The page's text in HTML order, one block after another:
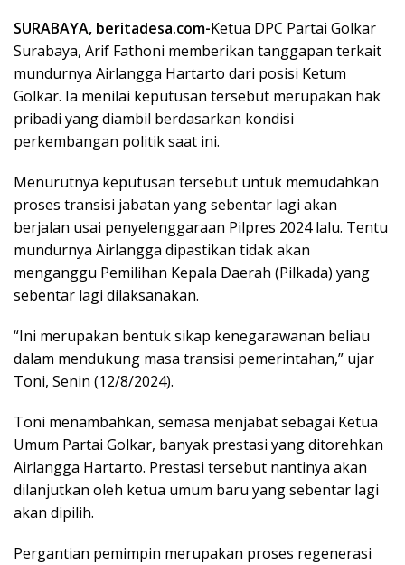
SURABAYA, beritadesa.com-Ketua DPC Partai Golkar
Surabaya, Arif Fathoni memberikan tanggapan terkait
mundurnya Airlangga Hartarto dari posisi Ketum
Golkar. Ia menilai keputusan tersebut merupakan hak
pribadi yang diambil berdasarkan kondisi
perkembangan politik saat ini.
Menurutnya keputusan tersebut untuk memudahkan
proses transisi jabatan yang sebentar lagi akan
berjalan usai penyelenggaraan Pilpres 2024 lalu. Tentu
mundurnya Airlangga dipastikan tidak akan
menganggu Pemilihan Kepala Daerah (Pilkada) yang
sebentar lagi dilaksanakan.
“Ini merupakan bentuk sikap kenegarawanan beliau
dalam mendukung masa transisi pemerintahan,” ujar
Toni, Senin (12/8/2024).
Toni menambahkan, semasa menjabat sebagai Ketua
Umum Partai Golkar, banyak prestasi yang ditorehkan
Airlangga Hartarto. Prestasi tersebut nantinya akan
dilanjutkan oleh ketua umum baru yang sebentar lagi
akan dipilih.
Pergantian pemimpin merupakan proses regenerasi